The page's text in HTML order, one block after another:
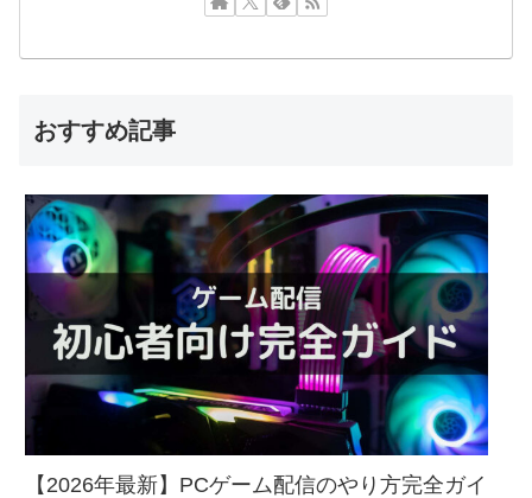
おすすめ記事
【2026年最新】PCゲーム配信のやり方完全ガイ